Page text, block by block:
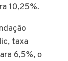
10,25%.
taxa
6,5%, o